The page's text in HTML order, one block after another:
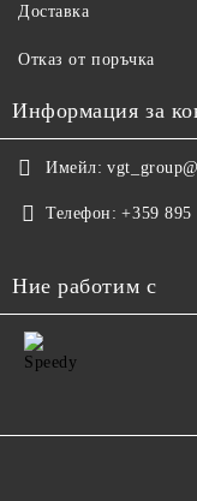
Доставка
Отказ от поръчка
Информация за
Имейл:
Телефон: +359 895
Ние работим с